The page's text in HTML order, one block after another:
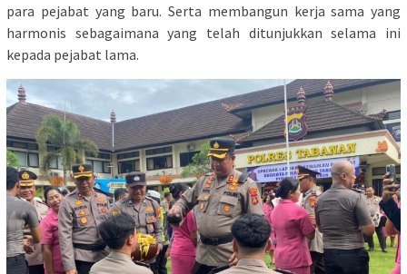
para pejabat yang baru. Serta membangun kerja sama yang
harmonis sebagaimana yang telah ditunjukkan selama ini
kepada pejabat lama.